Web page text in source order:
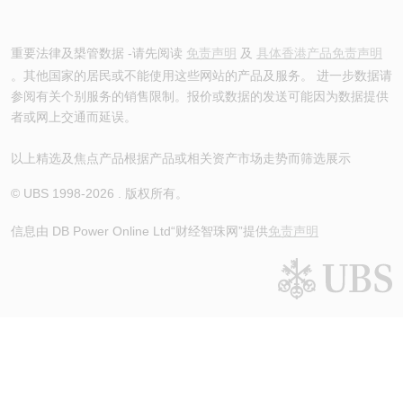
重要法律及槼管数据 -请先阅读 免责声明 及 具体香港产品免责声明
。其他国家的居民或不能使用这些网站的产品及服务。 进一步数据请
参阅有关个别服务的销售限制。报价或数据的发送可能因为数据提供
者或网上交通而延误。
以上精选及焦点产品根据产品或相关资产市场走势而筛选展示
© UBS 1998-2026 . 版权所有。
信息由 DB Power Online Ltd“财经智珠网”提供免责声明